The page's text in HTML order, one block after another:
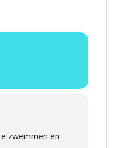
zwemmen en